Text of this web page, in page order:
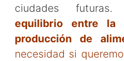
ciudades futuras.
equilibrio entre la
producción de
necesidad si